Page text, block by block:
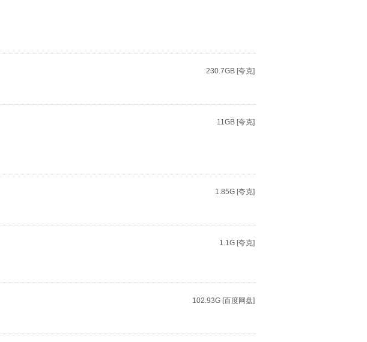
230.7GB [夸克]
11GB [夸克]
1.85G [夸克]
1.1G [夸克]
102.93G [百度网盘]